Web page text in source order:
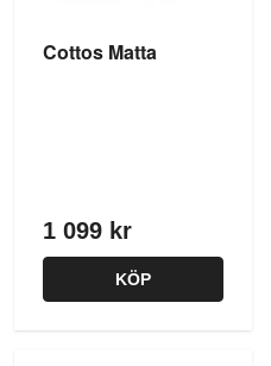
Cottos Matta
1 099 kr
KÖP